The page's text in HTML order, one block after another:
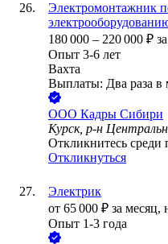
Электромонтажник
180 000 – 220 000 ₽
Опыт 3-6 лет
Вахта
Выплаты: Два раза в
ООО Кадры Сибири
Курск, р-н
Откликнитесь среди
Откликнуться
Электрик
от 65 000 ₽ за месяц,
Опыт 1-3 года